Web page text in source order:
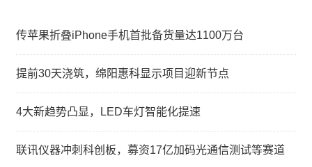
传苹果折叠iPhone手机首批备货量达1100万台
提前30天浇筑，绵阳惠科显示项目迎新节点
4大新趋势凸显，LED车灯智能化提速
联讯仪器冲刺科创板，募资17亿加码光通信测试等赛道